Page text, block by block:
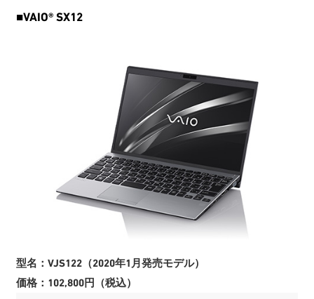
■VAIO® SX12
型名：VJS122（2020年1月発売モデル）
価格：102,800円（税込）